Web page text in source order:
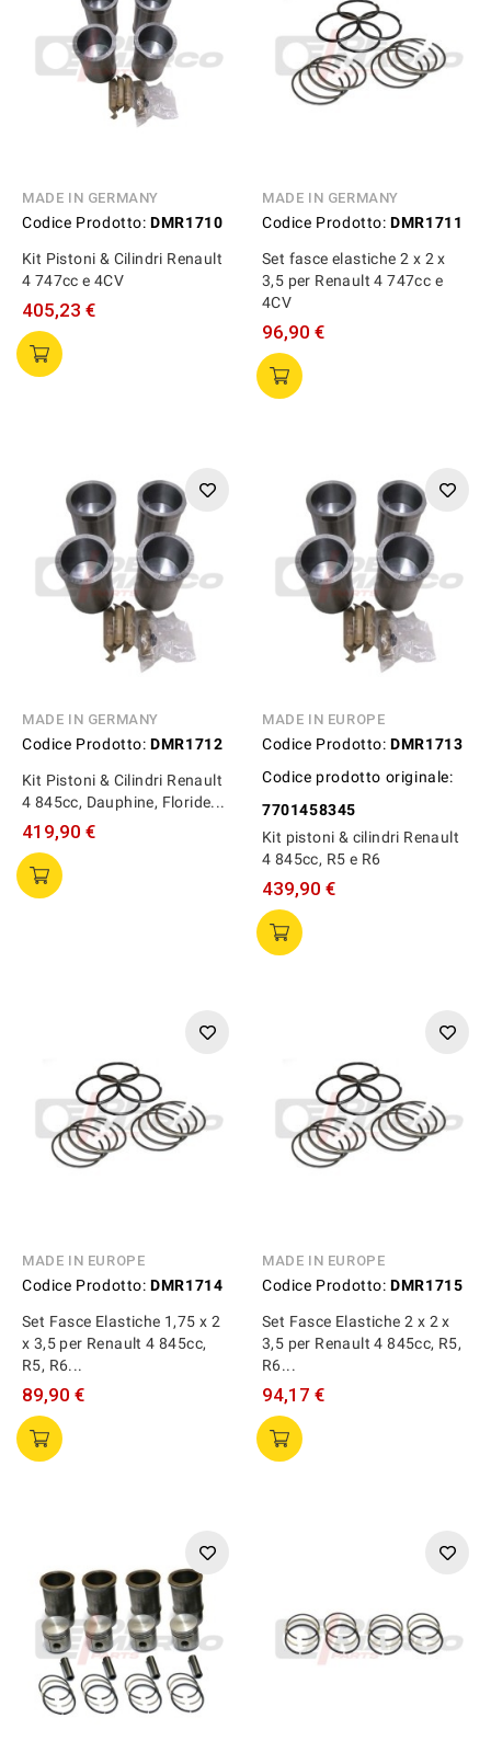
MADE IN GERMANY
Codice Prodotto: DMR1710
Kit Pistoni & Cilindri Renault
4 747cc e 4CV
405,23 €
MADE IN GERMANY
Codice Prodotto: DMR1711
Set fasce elastiche 2 x 2 x
3,5 per Renault 4 747cc e
4CV
96,90 €
MADE IN GERMANY
Codice Prodotto: DMR1712
Kit Pistoni & Cilindri Renault
4 845cc, Dauphine, Floride...
419,90 €
MADE IN EUROPE
Codice Prodotto: DMR1713
Codice prodotto originale:
7701458345
Kit pistoni & cilindri Renault
4 845cc, R5 e R6
439,90 €
MADE IN EUROPE
Codice Prodotto: DMR1714
Set Fasce Elastiche 1,75 x 2
x 3,5 per Renault 4 845cc,
R5, R6...
89,90 €
MADE IN EUROPE
Codice Prodotto: DMR1715
Set Fasce Elastiche 2 x 2 x
3,5 per Renault 4 845cc, R5,
R6...
94,17 €